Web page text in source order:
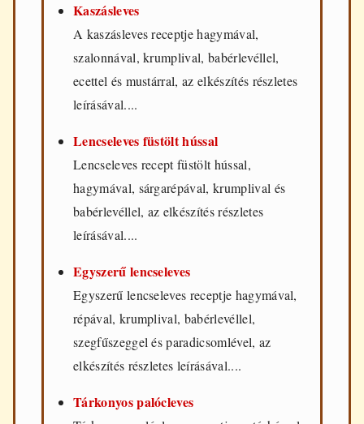
Kaszásleves
A kaszásleves receptje hagymával,
szalonnával, krumplival, babérlevéllel,
ecettel és mustárral, az elkészítés részletes
leírásával....
Lencseleves füstölt hússal
Lencseleves recept füstölt hússal,
hagymával, sárgarépával, krumplival és
babérlevéllel, az elkészítés részletes
leírásával....
Egyszerű lencseleves
Egyszerű lencseleves receptje hagymával,
répával, krumplival, babérlevéllel,
szegfűszeggel és paradicsomlével, az
elkészítés részletes leírásával....
Tárkonyos palócleves